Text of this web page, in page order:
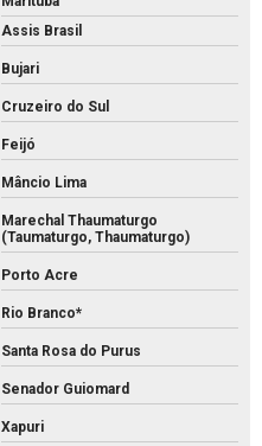
Assis Brasil
Bujari
Cruzeiro do Sul
Feijó
Mâncio Lima
Marechal Thaumaturgo
(Taumaturgo, Thaumaturgo)
Porto Acre
Rio Branco*
Santa Rosa do Purus
Senador Guiomard
Xapuri